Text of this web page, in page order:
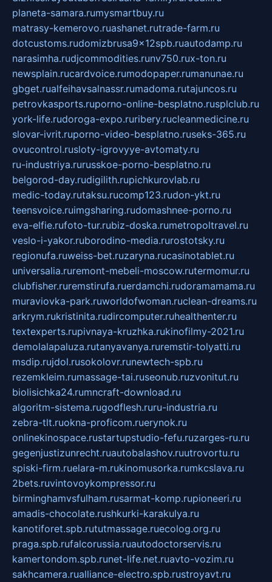
planeta-samara.rumysmartbuy.ru
matrasy-kemerovo.ruashanet.rutrade-farm.ru
dotcustoms.rudomizbrusa9x12spb.ruautodamp.ru
narasimha.rudjcommodities.runv750.rux-ton.ru
newsplain.rucardvoice.rumodopaper.rumanunae.ru
gbget.rualfeihavsalnassr.rumadoma.rutajuncos.ru
petrovkasports.ruporno-online-besplatno.rusplclub.ru
york-life.rudoroga-expo.ruribery.rucleanmedicine.ru
slovar-ivrit.ruporno-video-besplatno.ruseks-365.ru
ovucontrol.rusloty-igrovyye-avtomaty.ru
ru-industriya.rurusskoe-porno-besplatno.ru
belgorod-day.rudigilith.rupichkurovlab.ru
medic-today.rutaksu.rucomp123.rudon-ykt.ru
teensvoice.ruimgsharing.rudomashnee-porno.ru
eva-elfie.rufoto-tur.rubiz-doska.rumetropoltravel.ru
veslo-i-yakor.ruborodino-media.rurostotsky.ru
regionufa.ruweiss-bet.ruzaryna.rucasinotablet.ru
universalia.ruremont-mebeli-moscow.rutermomur.ru
clubfisher.ruremstirufa.ruerdamchi.rudoramamama.ru
muraviovka-park.ruworldofwoman.ruclean-dreams.ru
arkrym.rukristinita.rudircomputer.ruhealthenter.ru
textexperts.rupivnaya-kruzhka.rukinofilmy-2021.ru
demolalapaluza.rutanyavanya.ruremstir-tolyatti.ru
msdip.rujdol.rusokolovr.runewtech-spb.ru
rezemkleim.rumassage-tai.ruseonub.ruzvonitut.ru
biolisichka24.rumncraft-download.ru
algoritm-sistema.rugodflesh.ruru-industria.ru
zebra-tlt.ruokna-proficom.ruerynok.ru
onlinekinospace.rustartupstudio-fefu.ruzarges-ru.ru
gegenjustizunrecht.ruautobalashov.ruutrovortu.ru
spiski-firm.ruelara-m.rukinomusorka.rumkcslava.ru
2bets.ruvintovoykompressor.ru
birminghamvsfulham.rusarmat-komp.rupioneeri.ru
amadis-chocolate.rushkurki-karakulya.ru
kanotiforet.spb.rututmassage.ruecolog.org.ru
praga.spb.rufalcorussia.ruautodoctorservis.ru
kamertondom.spb.runet-life.net.ruavto-vozim.ru
sakhcamera.rualliance-electro.spb.rustroyavt.ru